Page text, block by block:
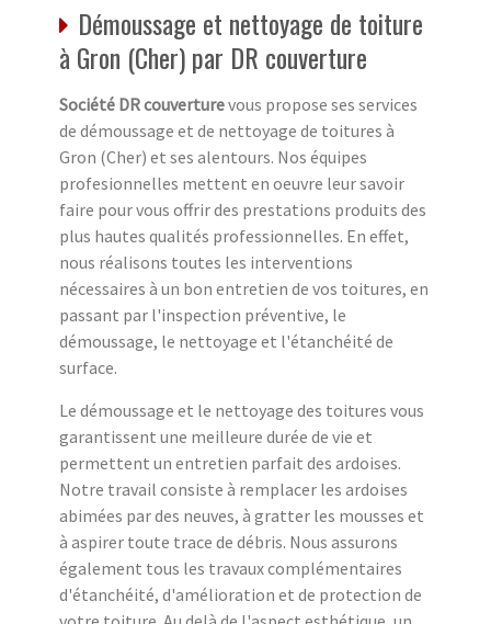
Démoussage et nettoyage de toiture
à Gron (Cher) par DR couverture
Société DR couverturevous propose ses services
de démoussage et de nettoyage de toitures à
Gron (Cher) et ses alentours. Nos équipes
profesionnelles mettent en oeuvre leur savoir
faire pour vous offrir des prestations produits des
plus hautes qualités professionnelles. En effet,
nous réalisons toutes les interventions
nécessaires à un bon entretien de vos toitures, en
passant par l'inspection préventive, le
démoussage, le nettoyage et l'étanchéité de
surface.
Le démoussage et le nettoyage des toitures vous
garantissent une meilleure durée de vie et
permettent un entretien parfait des ardoises.
Notre travail consiste à remplacer les ardoises
abimées par des neuves, à gratter les mousses et
à aspirer toute trace de débris. Nous assurons
également tous les travaux complémentaires
d'étanchéité, d'amélioration et de protection de